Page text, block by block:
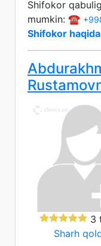
Shifokor
mumkin: ☎️
Shifokor
3
Sharh